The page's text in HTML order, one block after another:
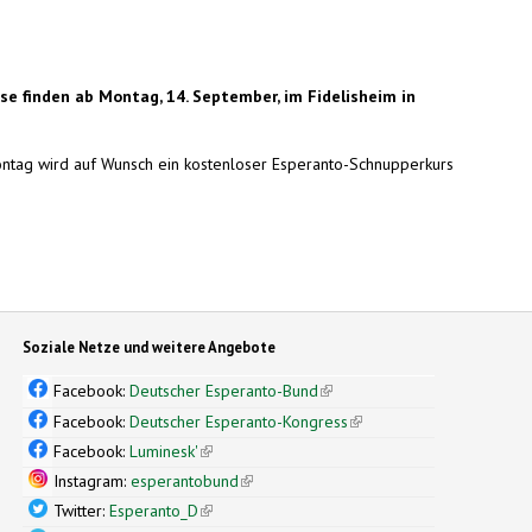
finden ab Montag, 14. September, im Fidelisheim in
wird auf Wunsch ein kostenloser Esperanto-Schnupperkurs
Soziale Netze und weitere Angebote
Facebook:Deutscher Esperanto-Bund(link is external)
Facebook:Deutscher Esperanto-Kongress(link is external)
Facebook:Luminesk'(link is external)
Instagram:esperantobund(link is external)
Twitter:Esperanto_D(link is external)